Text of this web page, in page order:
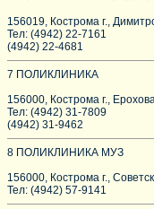
156019, Кострома г.,
Тел: (4942) 22-7161
(4942) 22-4681
7 ПОЛИКЛИНИКА
156000, Кострома г.,
Тел: (4942) 31-7809
(4942) 31-9462
8 ПОЛИКЛИНИКА МУЗ
156000, Кострома г.,
Тел: (4942) 57-9141